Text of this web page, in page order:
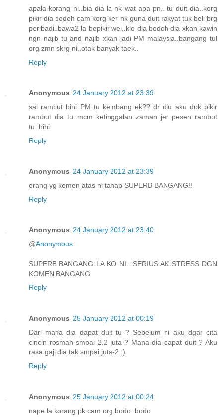
apala korang ni..bia dia la nk wat apa pn.. tu duit dia..korg
pikir dia bodoh cam korg ker nk guna duit rakyat tuk beli brg
peribadi..bawa2 la bepikir wei..klo dia bodoh dia xkan kawin
ngn najib tu and najib xkan jadi PM malaysia..bangang tul
org zmn skrg ni..otak banyak taek..
Reply
Anonymous 24 January 2012 at 23:39
sal rambut bini PM tu kembang ek?? dr dlu aku dok pikir
rambut dia tu..mcm ketinggalan zaman jer pesen rambut
tu..hihi
Reply
Anonymous 24 January 2012 at 23:39
orang yg komen atas ni tahap SUPERB BANGANG!!
Reply
Anonymous 24 January 2012 at 23:40
@Anonymous
SUPERB BANGANG LA KO NI.. SERIUS AK STRESS DGN
KOMEN BANGANG
Reply
Anonymous 25 January 2012 at 00:19
Dari mana dia dapat duit tu ? Sebelum ni aku dgar cita
cincin rosmah smpai 2.2 juta ? Mana dia dapat duit ? Aku
rasa gaji dia tak smpai juta-2 :)
Reply
Anonymous 25 January 2012 at 00:24
nape la korang pk cam org bodo..bodo